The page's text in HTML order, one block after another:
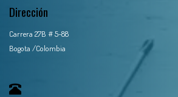
Dirección
Carrera 27B # 5-88
Bogota /Colombia